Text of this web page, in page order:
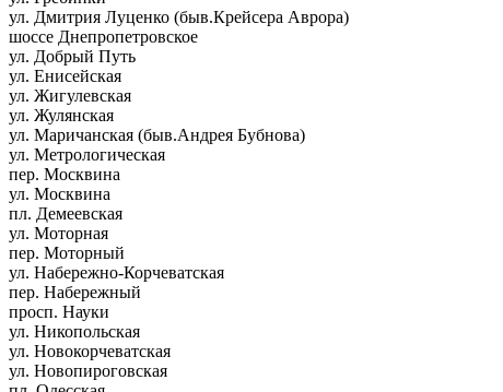
ул. Дмитрия Луценко (быв.Крейсера Аврора)
шоссе Днепропетровское
ул. Добрый Путь
ул. Енисейская
ул. Жигулевская
ул. Жулянская
ул. Маричанская (быв.Андрея Бубнова)
ул. Метрологическая
пер. Москвина
ул. Москвина
пл. Демеевская
ул. Моторная
пер. Моторный
ул. Набережно-Корчеватская
пер. Набережный
просп. Науки
ул. Никопольская
ул. Новокорчеватская
ул. Новопироговская